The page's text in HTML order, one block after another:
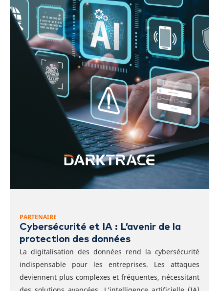
PARTENAIRE
Cybersécurité et IA : L’avenir de la
protection des données
La digitalisation des données rend la cybersécurité
indispensable pour les entreprises. Les attaques
deviennent plus complexes et fréquentes, nécessitant